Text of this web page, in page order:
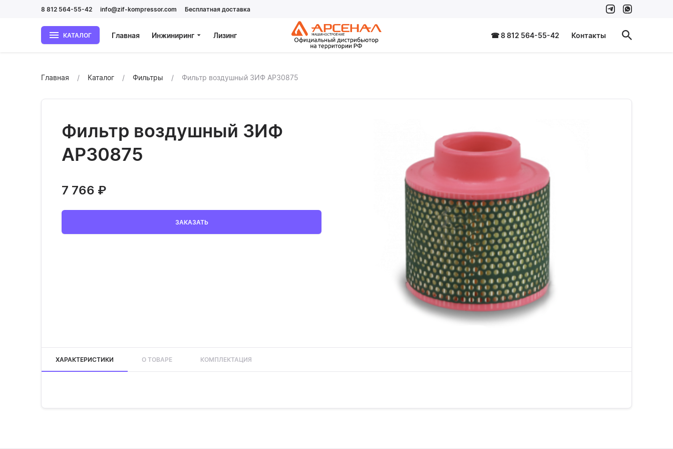
8 812 564-55-42 info@zif-kompressor.com Бесплатная доставка
КАТАЛОГ Главная Инжиниринг Лизинг ☎ 8 812 564-55-42 Контакты
Главная Каталог Фильтры Фильтр воздушный ЗИФ АР30875
Фильтр воздушный ЗИФ
АР30875
7 766 ₽
ЗАКАЗАТЬ
ХАРАКТЕРИСТИКИ О ТОВАРЕ КОМПЛЕКТАЦИЯ